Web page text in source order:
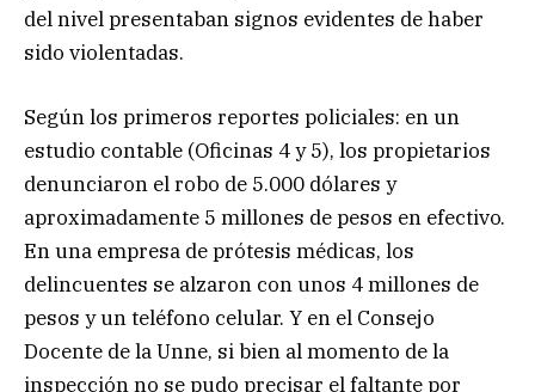
del nivel presentaban signos evidentes de haber
sido violentadas.
Según los primeros reportes policiales: en un
estudio contable (Oficinas 4 y 5), los propietarios
denunciaron el robo de 5.000 dólares y
aproximadamente 5 millones de pesos en efectivo.
En una empresa de prótesis médicas, los
delincuentes se alzaron con unos 4 millones de
pesos y un teléfono celular. Y en el Consejo
Docente de la Unne, si bien al momento de la
inspección no se pudo precisar el faltante por